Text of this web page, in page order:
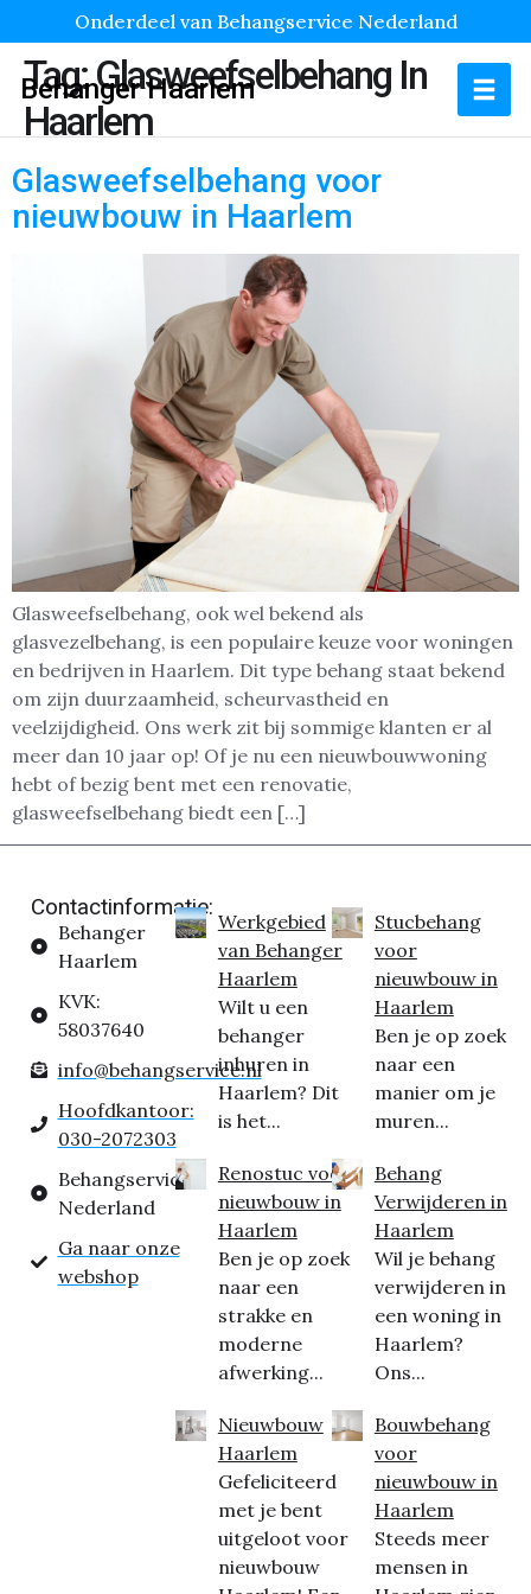
Onderdeel van Behangservice Nederland
Behanger Haarlem
Tag:Glasweefselbehang In
Haarlem
Glasweefselbehang voor
nieuwbouw in Haarlem
Glasweefselbehang, ook wel bekend als
glasvezelbehang, is een populaire keuze voor woningen
en bedrijven in Haarlem. Dit type behang staat bekend
om zijn duurzaamheid, scheurvastheid en
veelzijdigheid. Ons werk zit bij sommige klanten er al
meer dan 10 jaar op! Of je nu een nieuwbouwwoning
hebt of bezig bent met een renovatie,
glasweefselbehang biedt een […]
Contactinformatie:
Behanger
Haarlem
KVK:
58037640
info@behangservice.nl
Hoofdkantoor:
030-2072303
Behangservice
Nederland
Ga naar onze
webshop
Werkgebied
van Behanger
Haarlem
Wilt u een
behanger
inhuren in
Haarlem? Dit
is het...
Renostuc voor
nieuwbouw in
Haarlem
Ben je op zoek
naar een
strakke en
moderne
afwerking...
Nieuwbouw
Haarlem
Gefeliciteerd
met je bent
uitgeloot voor
nieuwbouw
Stucbehang
voor
nieuwbouw in
Haarlem
Ben je op zoek
naar een
manier om je
muren...
Behang
Verwijderen in
Haarlem
Wil je behang
verwijderen in
een woning in
Haarlem?
Ons...
Bouwbehang
voor
nieuwbouw in
Haarlem
Steeds meer
mensen in